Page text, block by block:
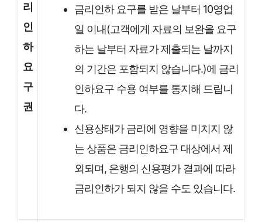
리
인
하
요
구
권
금리인하 요구를 받은 날부터 10영업
일 이내(고객에게 자료의 보완을 요구
하는 날부터 자료가 제출되는 날까지
의 기간은 포함되지 않습니다.)에 금리
인하요구 수용 여부를 통지해 드립니
다.
신용상태가 금리에 영향을 미치지 않
는 상품은 금리인하요구 대상에서 제
외되며, 은행의 신용평가 결과에 따라
금리인하가 되지 않을 수도 있습니다.